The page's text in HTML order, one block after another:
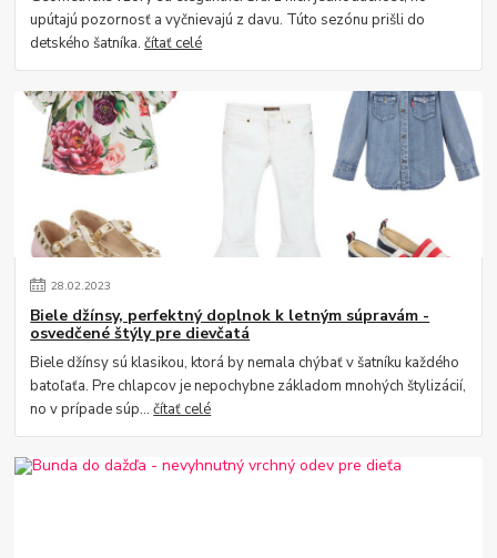
upútajú pozornosť a vyčnievajú z davu. Túto sezónu prišli do
detského šatníka.čítať celé
28.02.2023
Biele džínsy, perfektný doplnok k letným súpravám -
osvedčené štýly pre dievčatá
Biele džínsy sú klasikou, ktorá by nemala chýbať v šatníku každého
batoľaťa. Pre chlapcov je nepochybne základom mnohých štylizácií,
no v prípade súp...čítať celé